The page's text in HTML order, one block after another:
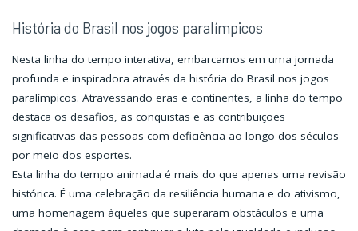
História do Brasil nos jogos paralímpicos
Nesta linha do tempo interativa, embarcamos em uma jornada
profunda e inspiradora através da história do Brasil nos jogos
paralímpicos. Atravessando eras e continentes, a linha do tempo
destaca os desafios, as conquistas e as contribuições
significativas das pessoas com deficiência ao longo dos séculos
por meio dos esportes.
Esta linha do tempo animada é mais do que apenas uma revisão
histórica. É uma celebração da resiliência humana e do ativismo,
uma homenagem àqueles que superaram obstáculos e uma